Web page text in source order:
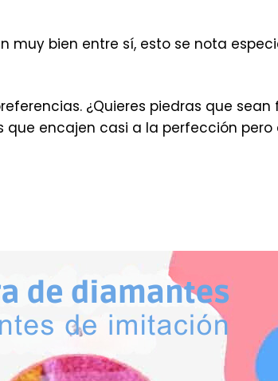
bien entre sí, esto se nota
¿Quieres piedras que
encajen casi a la perfección